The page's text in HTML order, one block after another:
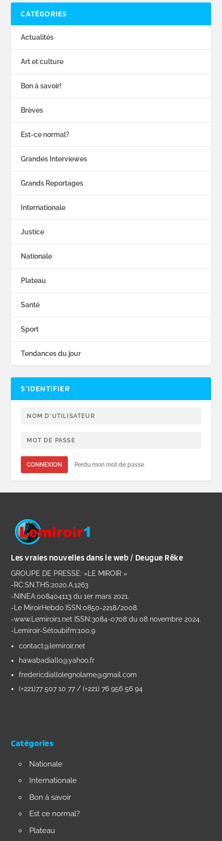
CATÉGORIES
Actualités
Art et culture
Bon à savoir!
Brèves
Est-ce normal?
Grandes Interviewes
Grands Reportages
Internationale
Justice
Nationale
Plateau
Santé
Sport
Tendances du jour
S’IDENTIFIER
CONNEXION Perdu mon mot de passe
Les vraies nouvelles dans le web / Deugue Rêke
GROUPE DE PRESSE: »LE MIROIR »
-RC:SN.THS:2020.A.1263
-NINEA:008404113 du 1er mars 2021.
-Le MiroirHebdo ISSN:0850-2218/2008.
-www.Lemiroir1.net ISSN:3084-0708 du 08 novembre 2024.
-Lemiroir-Sétoubifm:100.9
contact@lemiroir.net
hawabadiallo@yahoo.fr
fredericdiallolegnolame@gmail.com
(+221)77 507 10 77 / (+221) 76 956 56 94
Catégories
Nationale
Internationale
Bon à savoir
Est ce normal?
Plateau